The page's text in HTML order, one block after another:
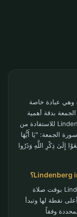
وهي عبادة خاصة
بدقة أهمية
كبيرة للمسلمين المقيمين في Lindenberg im Allgau للاستفادة من
الجمعة: "يَا أَيُّهَا
إِلَىٰ ذِكْرِ اللَّهِ وَذَرُوا
يُحدد وقت صلاة الجمعة في Lindenberg im Allgau بوقت صلاة
نقطة لها وتبدأ
وفقاً